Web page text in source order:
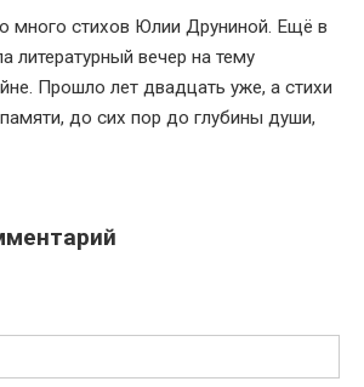
много стихов Юлии Друниной. Ещё в
литературный вечер на тему
Прошло лет двадцать уже, а стихи
до сих пор до глубины души,